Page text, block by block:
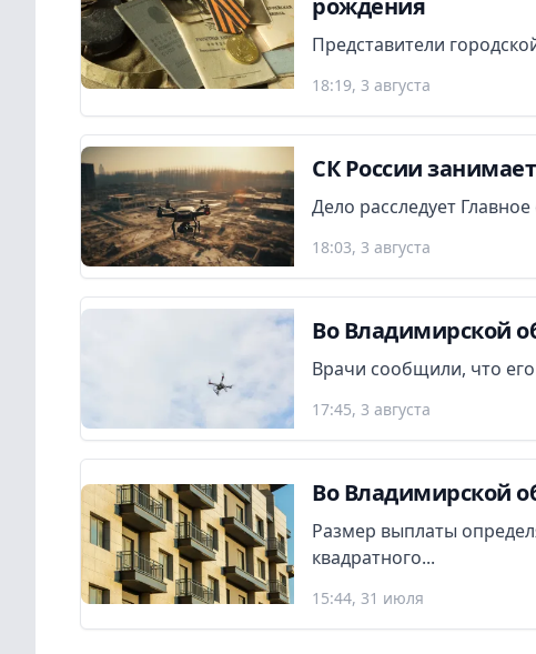
рождения
Представители
18:19, 3 августа
СК России
Дело расследует
18:03, 3 августа
Во Владимирской
Врачи сообщили, что
17:45, 3 августа
Во Владимирской
Размер выплаты
квадратного...
15:44, 31 июля